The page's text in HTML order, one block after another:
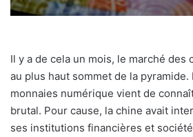
Il y a de cela un mois, le marché des
au plus haut sommet de la pyramide.
monnaies numérique vient de
brutal. Pour cause, la chine avait
ses institutions financières et